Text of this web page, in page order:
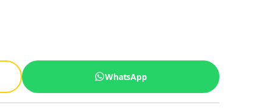
WhatsApp